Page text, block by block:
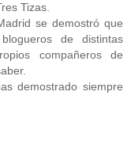
Tizas.
se demostró que
de distintas
compañeros de
demostrado siempre